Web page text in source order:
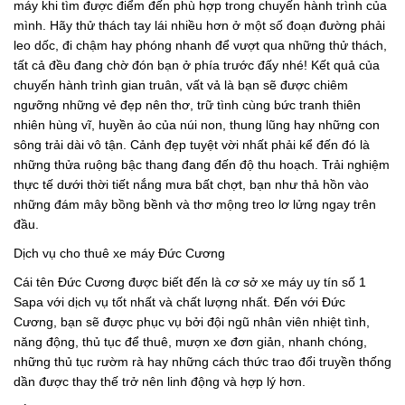
máy khi tìm được điểm đến phù hợp trong chuyến hành trình của
mình. Hãy thử thách tay lái nhiều hơn ở một số đoạn đường phải
leo dốc, đi chậm hay phóng nhanh để vượt qua những thử thách,
tất cả đều đang chờ đón bạn ở phía trước đấy nhé! Kết quả của
chuyến hành trình gian truân, vất vả là bạn sẽ được chiêm
ngưỡng những vẻ đẹp nên thơ, trữ tình cùng bức tranh thiên
nhiên hùng vĩ, huyền ảo của núi non, thung lũng hay những con
sông trải dài vô tận. Cảnh đẹp tuyệt vời nhất phải kể đến đó là
những thửa ruộng bậc thang đang đến độ thu hoạch. Trải nghiệm
thực tế dưới thời tiết nắng mưa bất chợt, bạn như thả hồn vào
những đám mây bồng bềnh và thơ mộng treo lơ lửng ngay trên
đầu.
Dịch vụ cho thuê xe máy Đức Cương
Cái tên Đức Cương được biết đến là cơ sở xe máy uy tín số 1
Sapa với dịch vụ tốt nhất và chất lượng nhất. Đến với Đức
Cương, bạn sẽ được phục vụ bởi đội ngũ nhân viên nhiệt tình,
năng động, thủ tục để thuê, mượn xe đơn giản, nhanh chóng,
những thủ tục rườm rà hay những cách thức trao đổi truyền thống
dần được thay thế trở nên linh động và hợp lý hơn.